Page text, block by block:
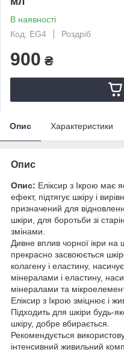
В наявності
Код: EG4
Роздріб
900 ₴
Опис Характеристики
Опис
Опис: Еліксир з Ікрою має
ефект, підтягує шкіру і
призначений для
шкіри, для боротьби зі
змінами.
Дивне вплив чорної ікри на
прекрасно засвоюється
колагену і еластину,
мінералами і еластину,
мінералами та
Еліксир з Ікрою зміцнює і
Підходить для шкіри будь-
шкіру, добре вбирається.
Рекомендується
інтенсивний живильний